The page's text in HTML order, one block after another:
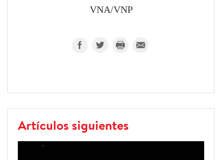
VNA/VNP
Artículos siguientes